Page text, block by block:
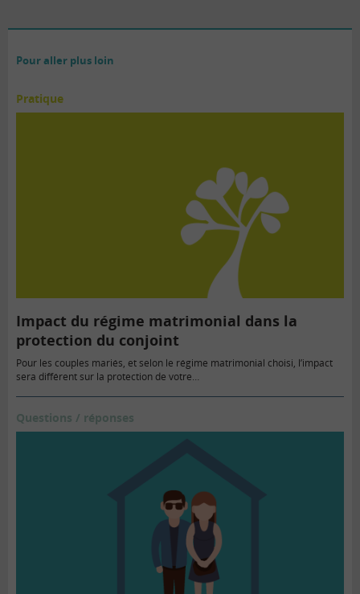
Pour aller plus loin
Pratique
Impact du régime matrimonial dans la
protection du conjoint
Pour les couples mariés, et selon le régime matrimonial choisi, l’impact
sera différent sur la protection de votre…
Questions / réponses